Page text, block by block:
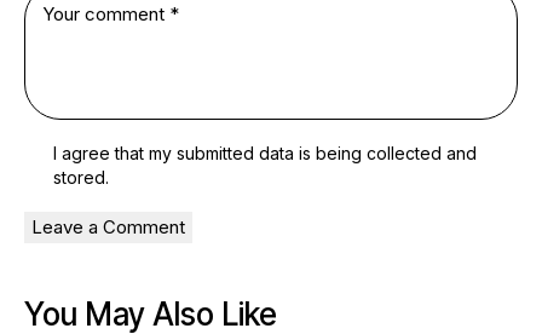
I agree that my submitted data is being collected and
stored.
You May Also Like